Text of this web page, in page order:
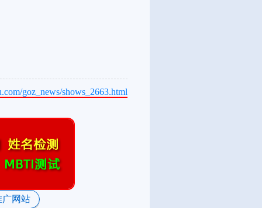
goz_news/shows_2663.html
广网站